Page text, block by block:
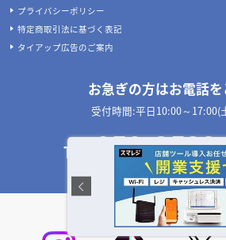
プライバシーポリシー
特定商取引法に基づく表記
タイアップ広告のご案内
お急ぎの方はお電話
受付時間:平日10:00～17:00(
TEL: 050-
店舗設計施工.com 公式